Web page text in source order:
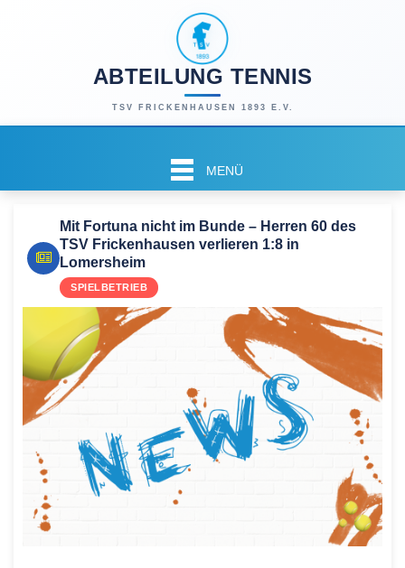
ABTEILUNG TENNIS
TSV FRICKENHAUSEN 1893 E.V.
MENÜ
Mit Fortuna nicht im Bunde – Herren 60 des
TSV Frickenhausen verlieren 1:8 in
Lomersheim
SPIELBETRIEB